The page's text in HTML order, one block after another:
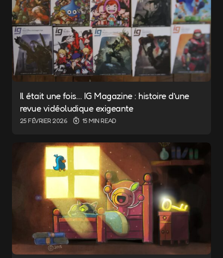
Il était une fois… IG Magazine : histoire d’une
revue vidéoludique exigeante
25 FÉVRIER 2026 15 MIN READ